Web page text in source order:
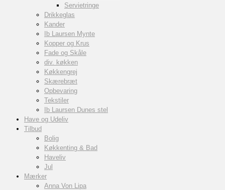
Servietringe
Drikkeglas
Kander
Ib Laursen Mynte
Kopper og Krus
Fade og Skåle
div. køkken
Køkkengrej
Skærebræt
Opbevaring
Tekstiler
Ib Laursen Dunes stel
Have og Udeliv
Tilbud
Bolig
Køkkenting & Bad
Haveliv
Jul
Mærker
Anna Von Lipa